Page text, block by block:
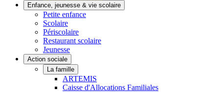
Enfance, jeunesse & vie scolaire
Petite enfance
Scolaire
Périscolaire
Restaurant scolaire
Jeunesse
Action sociale
La famille
ARTEMIS
Caisse d'Allocations Familiales